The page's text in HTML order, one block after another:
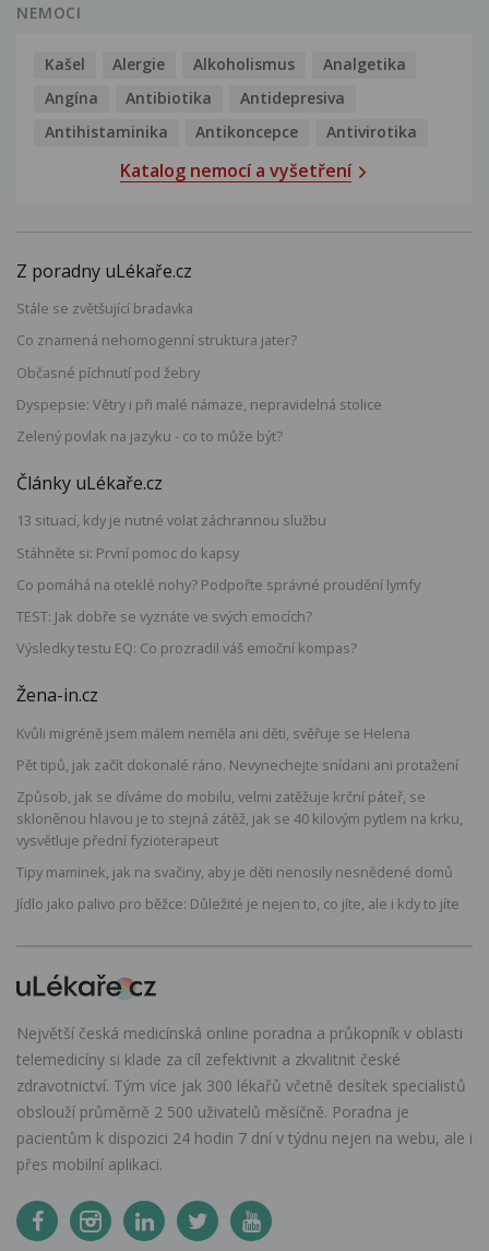
NEMOCI
Kašel Alergie Alkoholismus
Analgetika
Angína
Antibiotika
Antidepresiva
Antihistaminika
Antikoncepce Antivirotika
Katalog nemocí a vyšetření
Z poradny uLékaře.cz
Stále se zvětšující bradavka
Co znamená nehomogenní struktura jater?
Občasné píchnutí pod žebry
Dyspepsie: Větry i při malé námaze, nepravidelná stolice
Zelený povlak na jazyku - co to může být?
Články uLékaře.cz
13 situací, kdy je nutné volat záchrannou službu
Stáhněte si: První pomoc do kapsy
Co pomáhá na oteklé nohy? Podpořte správné proudění lymfy
TEST: Jak dobře se vyznáte ve svých emocích?
Výsledky testu EQ: Co prozradil váš emoční kompas?
Žena-in.cz
Kvůli migréně jsem málem neměla ani děti, svěřuje se Helena
Pět tipů, jak začít dokonalé ráno. Nevynechejte snídani ani protažení
Způsob, jak se díváme do mobilu, velmi zatěžuje krční páteř, se
skloněnou hlavou je to stejná zátěž, jak se 40 kilovým pytlem na krku,
vysvětluje přední fyzioterapeut
Tipy maminek, jak na svačiny, aby je děti nenosily nesnědené domů
Jídlo jako palivo pro běžce: Důležité je nejen to, co jíte, ale i kdy to jíte
Největší česká medicínská online poradna a průkopník v oblasti
telemedicíny si klade za cíl zefektivnit a zkvalitnit české
zdravotnictví. Tým více jak 300 lékařů včetně desítek specialistů
obslouží průměrně 2 500 uživatelů měsíčně. Poradna je
pacientům k dispozici 24 hodin 7 dní v týdnu nejen na webu, ale i
přes mobilní aplikaci.